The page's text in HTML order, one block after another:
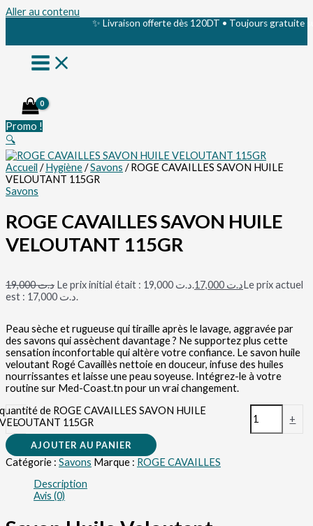
Aller au contenu
✨ Livraison offerte dès 120DT • Toujours gratuite sur le
Promo !
🔍
Accueil /Hygiène/Savons / ROGE CAVAILLES SAVON HUILE
VELOUTANT 115GR
Savons
ROGE CAVAILLES SAVON HUILE
VELOUTANT 115GR
د.ت19,000 Le prix initial était : د.ت 19,000. د.تLe prix actuel
est : د.ت 17,000.
Peau sèche et rugueuse qui tiraille après le lavage, aggravée par
des savons qui assèchent davantage ? Ne supportez plus cette
sensation inconfortable qui altère votre confiance. Le savon huile
veloutant Rogé Cavaillès nettoie en douceur, infuse des huiles
nourrissantes et laisse une peau soyeuse. Intégrez-le à votre
routine sur Med-Coast.tn pour un vrai changement.
-
quantité de ROGE CAVAILLES SAVON HUILE
VELOUTANT 115GR
+
AJOUTER AU PANIER
Catégorie : Savons Marque : ROGE CAVAILLES
Description
Avis (0)